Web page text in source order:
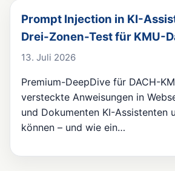
Prompt Injection in KI-
Drei-Zonen-Test für KMU-
13. Juli 2026
Premium-DeepDive für DACH-
versteckte Anweisungen in
und Dokumenten KI-Assistenten
können – und wie ein…